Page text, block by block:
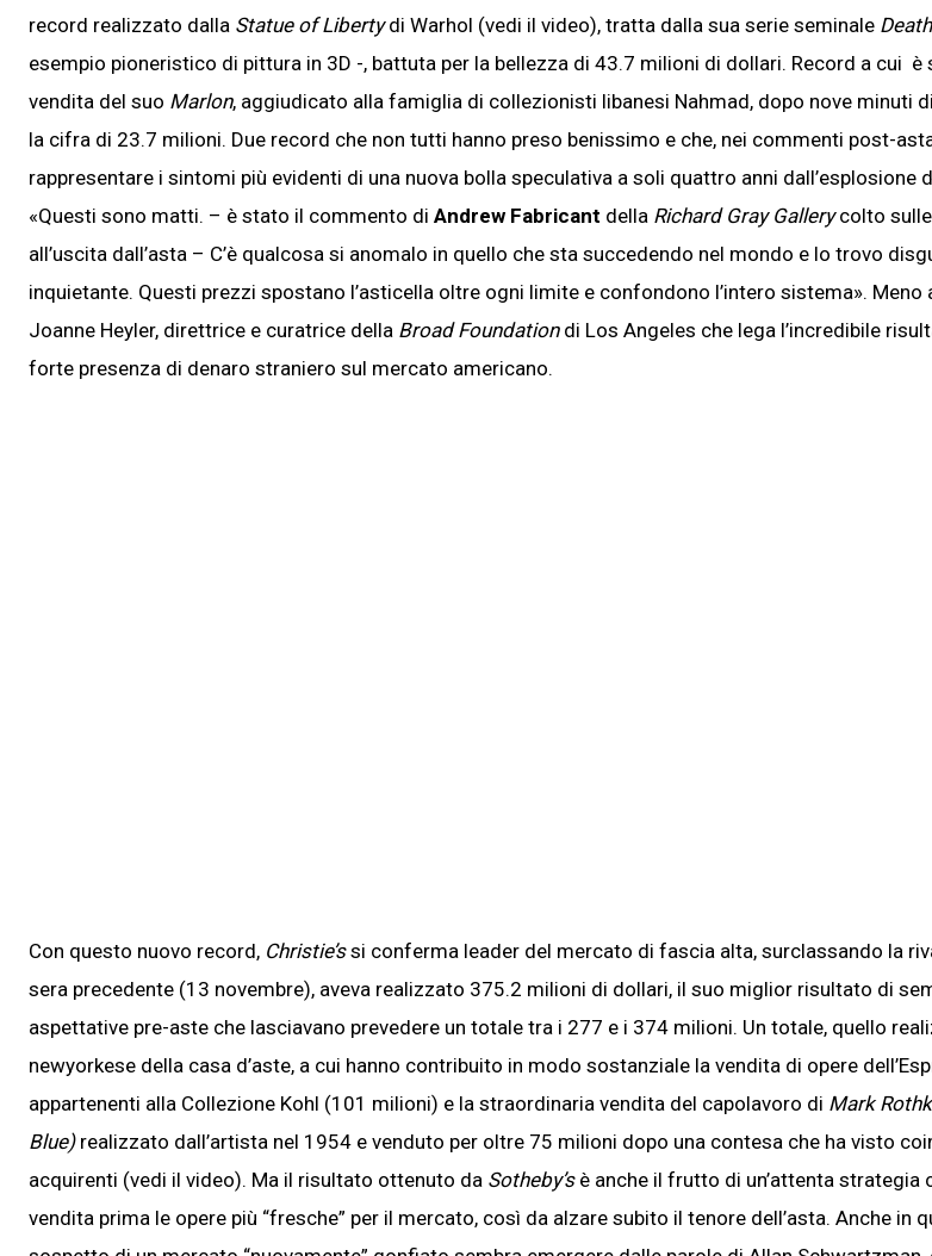
record realizzato dalla Statue of Libertydi Warhol (vedi il video), tratta dalla sua serie seminale
esempio pioneristico di pittura in 3D -, battuta per la bellezza di 43.7 milioni di dollari. Record a cui è
vendita del suo Marlon, aggiudicato alla famiglia di collezionisti libanesi Nahmad, dopo nove minuti
la cifra di 23.7 milioni. Due record che non tutti hanno preso benissimo e che, nei commenti post-
rappresentare i sintomi più evidenti di una nuova bolla speculativa a soli quattro anni dall’esplosione
«Questi sono matti. – è stato il commento di Andrew Fabricant della Richard Gray Gallerycolto
all’uscita dall’asta – C’è qualcosa si anomalo in quello che sta succedendo nel mondo e lo trovo
inquietante. Questi prezzi spostano l’asticella oltre ogni limite e confondono l’intero sistema». Meno
Joanne Heyler, direttrice e curatrice della Broad Foundationdi Los Angeles che lega l’incredibile
forte presenza di denaro straniero sul mercato americano.
Con questo nuovo record, Christie’ssi conferma leader del mercato di fascia alta, surclassando la
sera precedente (13 novembre), aveva realizzato 375.2 milioni di dollari, il suo miglior risultato di
aspettative pre-aste che lasciavano prevedere un totale tra i 277 e i 374 milioni. Un totale, quello
newyorkese della casa d’aste, a cui hanno contribuito in modo sostanziale la vendita di opere
appartenenti alla Collezione Kohl (101 milioni) e la straordinaria vendita del capolavoro di Mark
Blue)realizzato dall’artista nel 1954 e venduto per oltre 75 milioni dopo una contesa che ha visto
acquirenti (vedi il video). Ma il risultato ottenuto da Sotheby’sè anche il frutto di un’attenta strategia
vendita prima le opere più “fresche” per il mercato, così da alzare subito il tenore dell’asta. Anche in